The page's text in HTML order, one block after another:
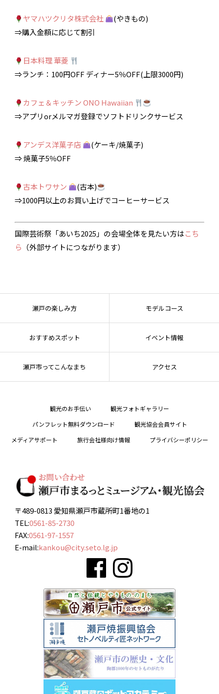
ヤマハツクリタ株式会社
(やきもの)
⇒購入金額に応じて割引
日本料理 華菱
⇒ランチ：100円OFF ディナー5％OFF(上限3000円)
カフェ＆キッチン ONO Hawaiian
⇒アプリorメルマガ登録でソフトドリンクサービス
アンデス洋菓子店
(ケーキ/焼菓子)
⇒ 焼菓子5％OFF
古本トワサン
(古本)
⇒1000円以上のお買い上げでコーヒーサービス
国際芸術祭「あいち2025」の会場全体を見たい方はこち
ら （外部サイトにつながります）
瀬戸の楽しみ方 モデルコース
おすすめスポット イベント情報
瀬戸市ってこんなまち アクセス
観光のお手伝い
観光フォトギャラリー
パンフレット無料ダウンロード
観光協会会員サイト
メディアサポート
旅行会社様向け情報 プライバシーポリシー
〒489-0813 愛知県瀬戸市蔵所町1番地の1
TEL:0561-85-2730
FAX:0561-97-1557
E-mail:kankou@city.seto.lg.jp